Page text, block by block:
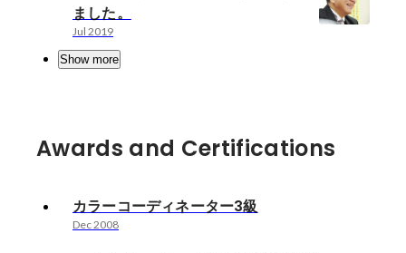
ました。
Jul 2019
Show more
Awards and Certifications
カラーコーディネーター3級
Dec 2008